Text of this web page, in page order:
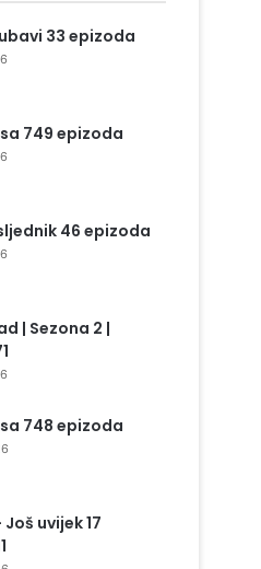
33 epizoda
749 epizoda
46 epizoda
| Sezona 2 |
748 epizoda
Još uvijek 17